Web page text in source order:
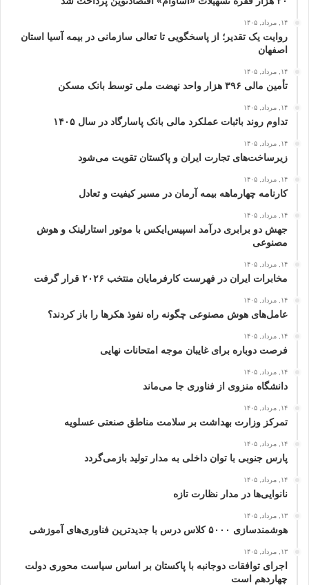
۱۴, مرداد, ۱۴۰۵
روایت یک تقدیر؛ از پاسخگویی تا تعالی سازمانی در بیمه آسیا استان
اصفهان
۱۴, مرداد, ۱۴۰۵
تأمین مالی ۳۹۶ هزار واحد نهضت ملی توسط بانک مسکن
۱۴, مرداد, ۱۴۰۵
تداوم روند باثبات عملکرد مالی بانک پاسارگاد در سال ۱۴۰۵
۱۴, مرداد, ۱۴۰۵
زیرساخت‌های تجارت ایران و پاکستان تقویت می‌شود
۱۴, مرداد, ۱۴۰۵
کارنامه چهارماهه بیمه آرمان در مسیر کیفیت و تعادل
۱۴, مرداد, ۱۴۰۵
جهش دو برابری درآمد اسپیس‌ایکس با موتور استارلینک و هوش
مصنوعی
۱۴, مرداد, ۱۴۰۵
مخابرات ایران در فهرست کارفرمایان منتخب ۲۰۲۶ قرار گرفت
۱۴, مرداد, ۱۴۰۵
عامل‌های هوش مصنوعی چگونه راه نفوذ هکرها را باز کردند؟
۱۴, مرداد, ۱۴۰۵
فرصت دوباره برای غایبان موجه امتحانات نهایی
۱۴, مرداد, ۱۴۰۵
دانشگاه منزوی از فناوری جا می‌ماند
۱۴, مرداد, ۱۴۰۵
تمرکز وزارت بهداشت بر سلامت مناطق صنعتی عسلویه
۱۴, مرداد, ۱۴۰۵
پارس جنوبی با توان داخلی به مدار تولید بازمی‌گردد
۱۴, مرداد, ۱۴۰۵
نانوایی‌ها در مدار نظارت تازه
۱۳, مرداد, ۱۴۰۵
هوشمندسازی ۵۰۰۰ کلاس درس با جدیدترین فناوری‌های آموزشی
۱۳, مرداد, ۱۴۰۵
اجرای توافقات دوجانبه با پاکستان بر اساس سیاست محوری دولت
چهاردهم است